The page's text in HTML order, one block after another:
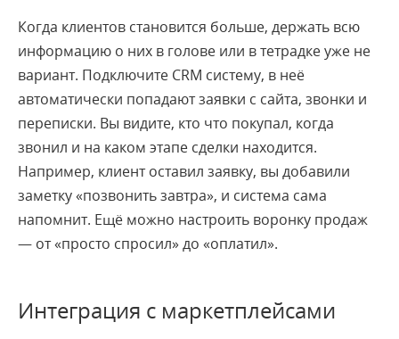
Когда клиентов становится больше, держать всю
информацию о них в голове или в тетрадке уже не
вариант. Подключите CRM систему, в неё
автоматически попадают заявки с сайта, звонки и
переписки. Вы видите, кто что покупал, когда
звонил и на каком этапе сделки находится.
Например, клиент оставил заявку, вы добавили
заметку «позвонить завтра», и система сама
напомнит. Ещё можно настроить воронку продаж
— от «просто спросил» до «оплатил».
Интеграция с маркетплейсами